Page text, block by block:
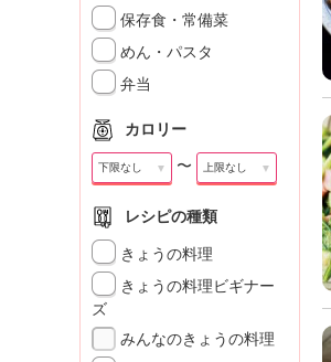
保存食・常備菜
めん・パスタ
弁当
カロリー
▼ 〜 ▼
レシピの種類
きょうの料理
きょうの料理ビギナー
ズ
みんなのきょうの料理